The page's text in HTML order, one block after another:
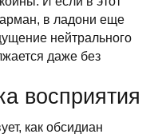
в ладони еще
нейтрального
даже без
восприятия
как обсидиан